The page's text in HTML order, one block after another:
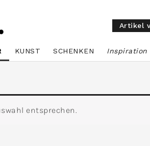
Artikel
KUNST SCHENKEN Inspiration
entsprechen.